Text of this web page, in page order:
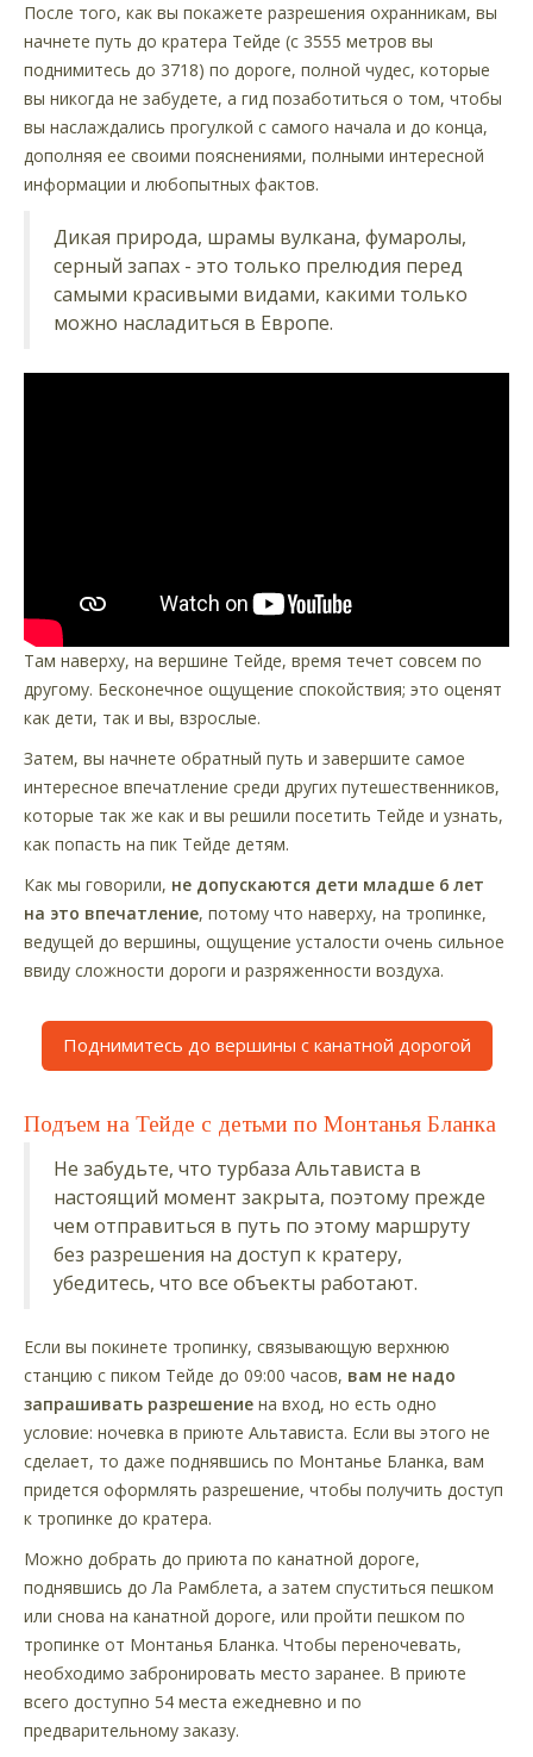
После того, как вы покажете разрешения охранникам, вы
начнете путь до кратера Тейде (с 3555 метров вы
поднимитесь до 3718) по дороге, полной чудес, которые
вы никогда не забудете, а гид позаботиться о том, чтобы
вы наслаждались прогулкой с самого начала и до конца,
дополняя ее своими пояснениями, полными интересной
информации и любопытных фактов.
Дикая природа, шрамы вулкана, фумаролы,
серный запах - это только прелюдия перед
самыми красивыми видами, какими только
можно насладиться в Европе.
Там наверху, на вершине Тейде, время течет совсем по
другому. Бесконечное ощущение спокойствия; это оценят
как дети, так и вы, взрослые.
Затем, вы начнете обратный путь и завершите самое
интересное впечатление среди других путешественников,
которые так же как и вы решили посетить Тейде и узнать,
как попасть на пик Тейде детям.
Как мы говорили, не допускаются дети младше 6 лет
на это впечатление, потому что наверху, на тропинке,
ведущей до вершины, ощущение усталости очень сильное
ввиду сложности дороги и разряженности воздуха.
Поднимитесь до вершины с канатной дорогой
Подъем на Тейде с детьми по Монтанья Бланка
Не забудьте, что турбаза Альтависта в
настоящий момент закрыта, поэтому прежде
чем отправиться в путь по этому маршруту
без разрешения на доступ к кратеру,
убедитесь, что все объекты работают.
Если вы покинете тропинку, связывающую верхнюю
станцию с пиком Тейде до 09:00 часов, вам не надо
запрашивать разрешение на вход, но есть одно
условие: ночевка в приюте Альтависта. Если вы этого не
сделает, то даже поднявшись по Монтанье Бланка, вам
придется оформлять разрешение, чтобы получить доступ
к тропинке до кратера.
Можно добрать до приюта по канатной дороге,
поднявшись до Ла Рамблета, а затем спуститься пешком
или снова на канатной дороге, или пройти пешком по
тропинке от Монтанья Бланка. Чтобы переночевать,
необходимо забронировать место заранее. В приюте
всего доступно 54 места ежедневно и по
предварительному заказу.